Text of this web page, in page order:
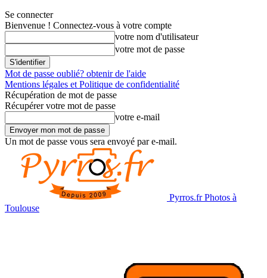
Se connecter
Bienvenue ! Connectez-vous à votre compte
votre nom d'utilisateur
votre mot de passe
Mot de passe oublié? obtenir de l'aide
Mentions légales et Politique de confidentialité
Récupération de mot de passe
Récupérer votre mot de passe
votre e-mail
Un mot de passe vous sera envoyé par e-mail.
Pyrros.fr Photos à
Toulouse